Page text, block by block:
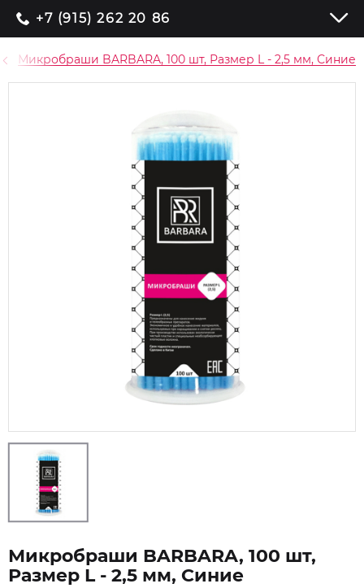
+7 (915) 262 20 86
Микробраши BARBARA, 100 шт, Размер L - 2,5 мм, Синие
Микробраши BARBARA, 100 шт,
Размер L - 2,5 мм, Синие